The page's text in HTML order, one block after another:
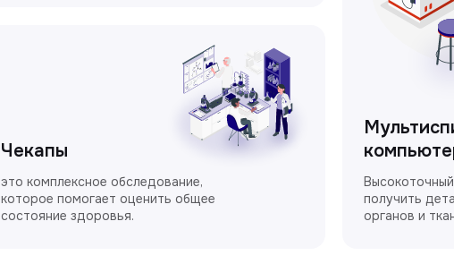
получить
органов и
Чекапы
это комплексное обследование,
которое помогает оценить общее
состояние здоровья.